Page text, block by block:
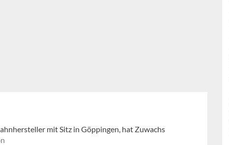
mit Sitz in Göppingen, hat Zuwachs